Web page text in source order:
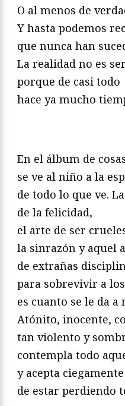
O al menos de
Y hasta podemos
que nunca han
La realidad no es
porque de casi todo
hace ya mucho
En el álbum de
se ve al niño a la
de todo lo que ve.
de la felicidad,
el arte de ser
la sinrazón y aquel
de extrañas
para sobrevivir a
es cuanto se le da a
Atónito, inocente,
tan violento y
contempla todo
y acepta
de estar perdiendo